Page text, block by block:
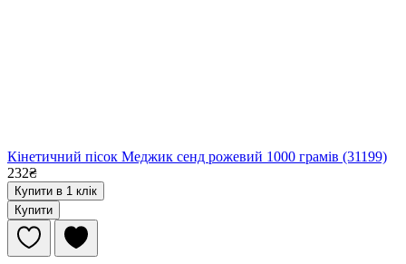
Кінетичний пісок Меджик сенд рожевий 1000 грамів (31199)
232₴
Купити в 1 клік
Купити